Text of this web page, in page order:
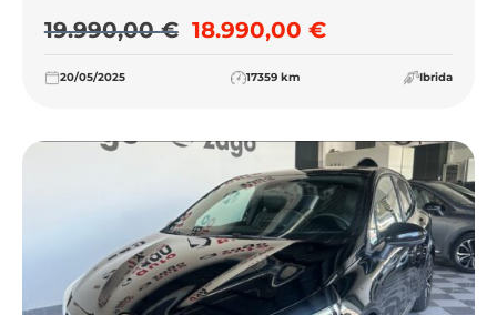
19.990,00€ Il prezzo originale era:
18.990,00 €Il prezzo
20/05/2025 17359 km Ibrida